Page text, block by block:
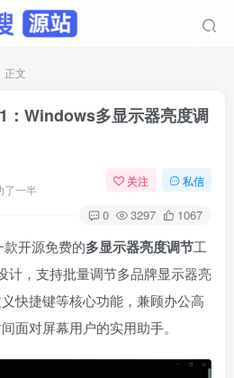
正文
Windows多显示器亮度调
了一半
关注 私信
0 3297 1067
款开源免费的多显示器亮度调节工
计，支持批量调节多品牌显示器亮
快捷键等核心功能，兼顾办公高
面对屏幕用户的实用助手。